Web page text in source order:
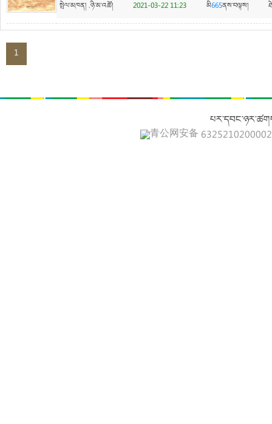
སྤེལ་མཁན། .ཉི་མ་འཚོ། 2021-03-22 11:23 མི665ནས་བལྟས།
1
青公网安备